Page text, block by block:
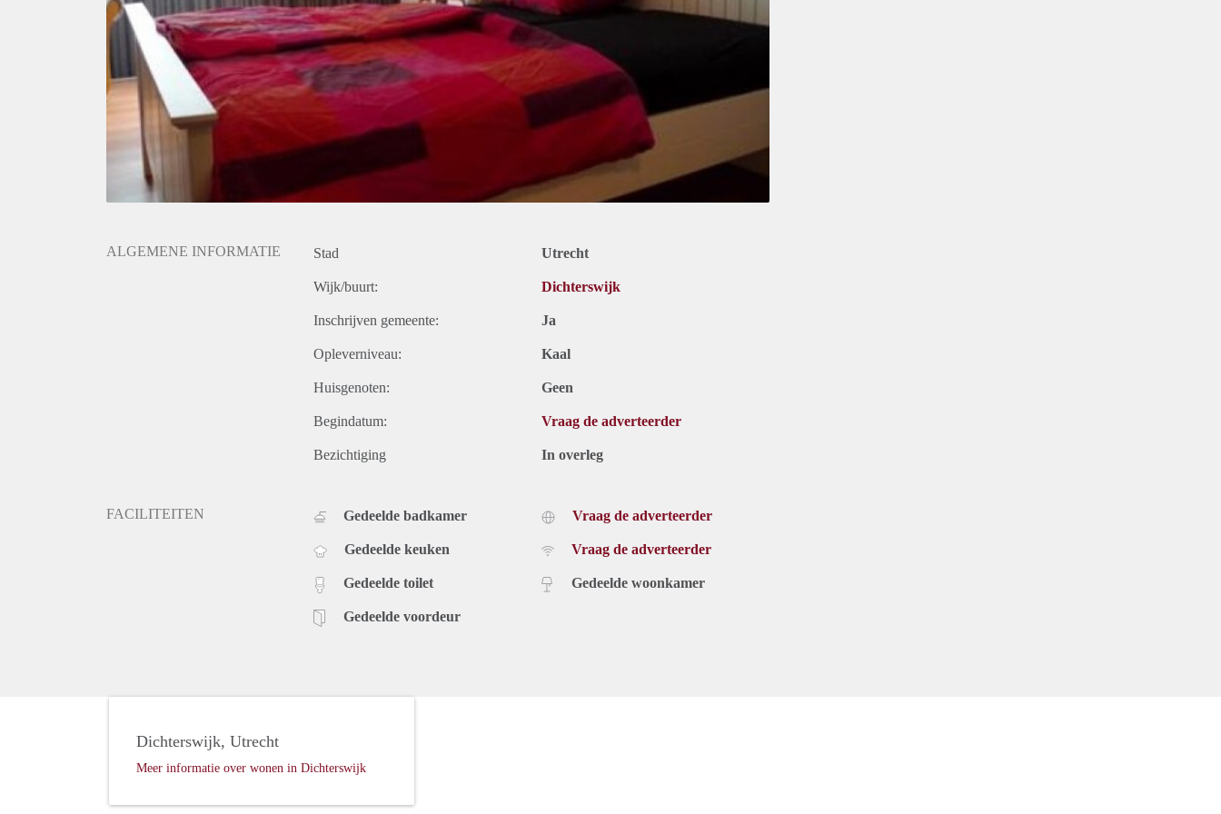
ALGEMENE INFORMATIE Stad Utrecht
Wijk/buurt: Dichterswijk
Inschrijven gemeente: Ja
Opleverniveau: Kaal
Huisgenoten: Geen
Begindatum: Vraag de adverteerder
Bezichtiging In overleg
FACILITEITEN Gedeelde badkamer
Gedeelde keuken
Gedeelde toilet
Gedeelde voordeur
Vraag de adverteerder
Vraag de adverteerder
Gedeelde woonkamer
Dichterswijk, Utrecht
Meer informatie over wonen in Dichterswijk